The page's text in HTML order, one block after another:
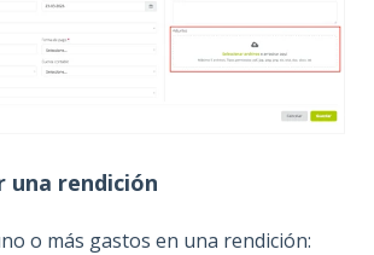
una rendición
o más gastos en una rendición: